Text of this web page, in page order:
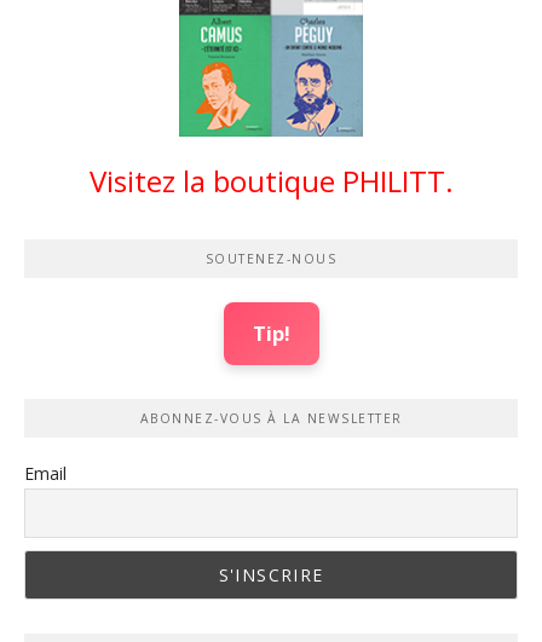
Visitez la boutique PHILITT.
SOUTENEZ-NOUS
Tip!
ABONNEZ-VOUS À LA NEWSLETTER
Email